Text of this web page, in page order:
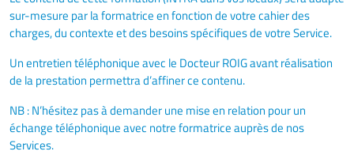
sur-mesure par la formatrice en fonction de votre cahier des
charges, du contexte et des besoins spécifiques de votre Service.
Un entretien téléphonique avec le Docteur ROIG avant réalisation
de la prestation permettra d’affiner ce contenu.
NB : N’hésitez pas à demander une mise en relation pour un
échange téléphonique avec notre formatrice auprès de nos
Services.